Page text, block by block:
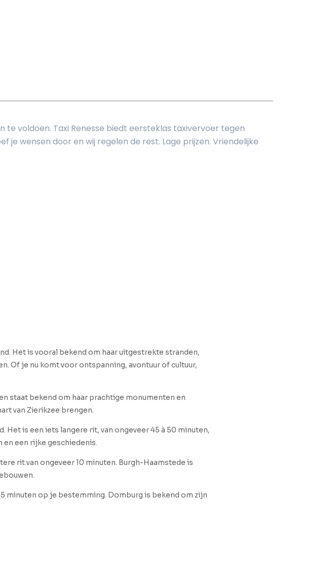
te voldoen. Taxi Renesse biedt eersteklas taxivervoer tegen
je wensen door en wij regelen de rest. Lage prijzen. Vriendelijke
Het is vooral bekend om haar uitgestrekte stranden,
Of je nu komt voor ontspanning, avontuur of cultuur,
staat bekend om haar prachtige monumenten en
van Zierikzee brengen.
is een iets langere rit, van ongeveer 45 à 50 minuten,
een rijke geschiedenis.
rit van ongeveer 10 minuten. Burgh-Haamstede is
minuten op je bestemming. Domburg is bekend om zijn